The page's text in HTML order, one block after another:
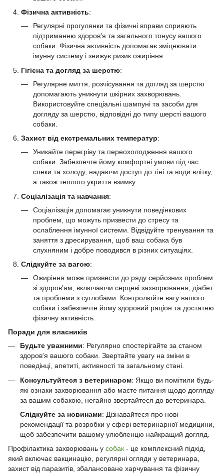
Фізична активність:
Регулярні прогулянки та фізичні вправи сприяють
підтриманню здоров'я та загального тонусу вашого
собаки. Фізична активність допомагає зміцнювати
імунну систему і знижує ризик ожиріння.
Гігієна та догляд за шерстю:
Регулярне миття, розчісування та догляд за шерстю
допомагають уникнути шкірних захворювань.
Використовуйте спеціальні шампуні та засоби для
догляду за шерстю, відповідні до типу шерсті вашого
собаки.
Захист від екстремальних температур:
Уникайте перегріву та переохолодження вашого
собаки. Забезпечте йому комфортні умови під час
спеки та холоду, надаючи доступ до тіні та води влітку,
а також теплого укриття взимку.
Соціалізація та навчання:
Соціалізація допомагає уникнути поведінкових
проблем, що можуть призвести до стресу та
ослаблення імунної системи. Відвідуйте тренування та
заняття з дресирування, щоб ваш собака був
слухняним і добре поводився в різних ситуаціях.
Слідкуйте за вагою:
Ожиріння може призвести до ряду серйозних проблем
зі здоров’ям, включаючи серцеві захворювання, діабет
та проблеми з суглобами. Контролюйте вагу вашого
собаки і забезпечте йому здоровий раціон та достатню
фізичну активність.
Поради для власників
Будьте уважними: Регулярно спостерігайте за станом
здоров'я вашого собаки. Звертайте увагу на зміни в
поведінці, апетиті, активності та загальному стані.
Консультуйтеся з ветеринаром: Якщо ви помітили будь-
які ознаки захворювання або маєте питання щодо догляду
за вашим собакою, негайно звертайтеся до ветеринара.
Слідкуйте за новинами: Дізнавайтеся про нові
рекомендації та розробки у сфері ветеринарної медицини,
щоб забезпечити вашому улюбленцю найкращий догляд.
Профілактика захворювань у собак - це комплексний підхід,
який включає вакцинацію, регулярні огляди у ветеринара,
захист від паразитів, збалансоване харчування та фізичну